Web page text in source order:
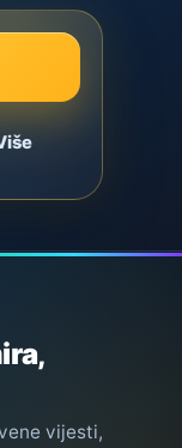
vijesti,